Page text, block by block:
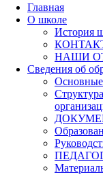
Главная
О школе
История
НАШИ
Сведения об
Основные